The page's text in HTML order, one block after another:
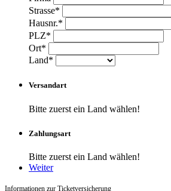
Strasse*
Hausnr.*
PLZ*
Ort*
Land*
Versandart
Bitte zuerst ein Land wählen!
Zahlungsart
Bitte zuerst ein Land wählen!
Weiter
Informationen zur Ticketversicherung